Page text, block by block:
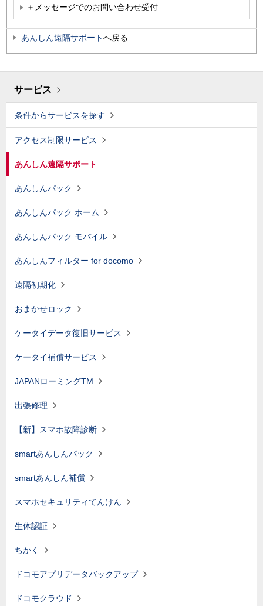
＋メッセージでのお問い合わせ受付
あんしん遠隔サポートへ戻る
サービス
条件からサービスを探す
アクセス制限サービス
あんしん遠隔サポート
あんしんパック
あんしんパック ホーム
あんしんパック モバイル
あんしんフィルター for docomo
遠隔初期化
おまかせロック
ケータイデータ復旧サービス
ケータイ補償サービス
JAPANローミングTM
出張修理
【新】スマホ故障診断
smartあんしんパック
smartあんしん補償
スマホセキュリティてんけん
生体認証
ちかく
ドコモアプリデータバックアップ
ドコモクラウド